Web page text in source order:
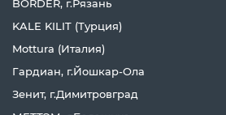
BORDER, г.Рязань
KALE KILIT (Турция)
Mottura (Италия)
Гардиан, г.Йошкар-Ола
Зенит, г.Димитровград